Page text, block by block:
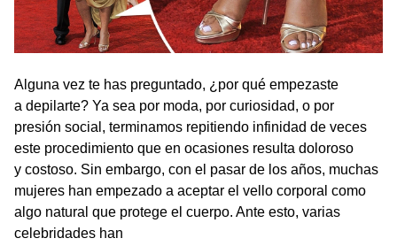
Alguna vez te has preguntado, ¿por qué empezaste
a depilarte? Ya sea por moda, por curiosidad, o por
presión social, terminamos repitiendo infinidad de veces
este procedimiento que en ocasiones resulta doloroso
y costoso. Sin embargo, con el pasar de los años, muchas
mujeres han empezado a aceptar el vello corporal como
algo natural que protege el cuerpo. Ante esto, varias
celebridades han